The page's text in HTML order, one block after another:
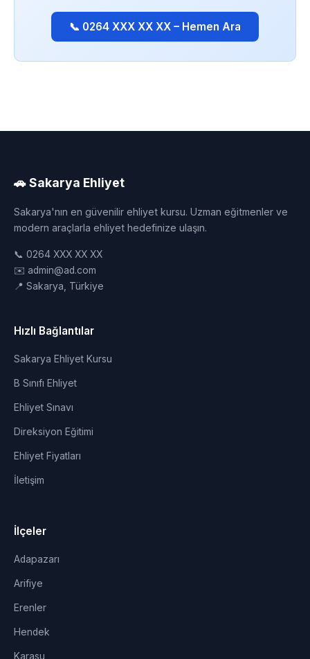
📞 0264 XXX XX XX – Hemen Ara
🚗 Sakarya Ehliyet
Sakarya'nın en güvenilir ehliyet kursu. Uzman eğitmenler ve
modern araçlarla ehliyet hedefinize ulaşın.
📞 0264 XXX XX XX
✉️ admin@ad.com
📍 Sakarya, Türkiye
Hızlı Bağlantılar
Sakarya Ehliyet Kursu
B Sınıfı Ehliyet
Ehliyet Sınavı
Direksiyon Eğitimi
Ehliyet Fiyatları
İletişim
İlçeler
Adapazarı
Arifiye
Erenler
Hendek
Karasu